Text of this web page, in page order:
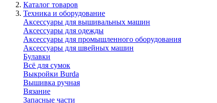
Каталог товаров
Техника и оборудование
Аксессуары для вышивальных машин
Аксессуары для одежды
Аксессуары для промышленного оборудования
Аксессуары для швейных машин
Булавки
Всё для сумок
Выкройки Burda
Вышивка ручная
Вязание
Запасные части